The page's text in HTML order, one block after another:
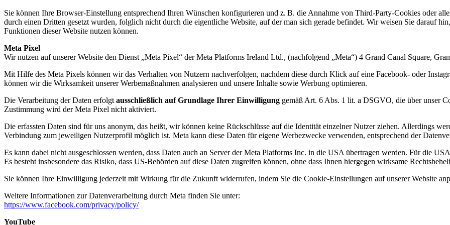
Sie können Ihre Browser-Einstellung entsprechend Ihren Wünschen konfigurieren und z. B. die Annahme von Third-Party-Cookies oder
durch einen Dritten gesetzt wurden, folglich nicht durch die eigentliche Website, auf der man sich gerade befindet. Wir weisen Sie darauf
Funktionen dieser Website nutzen können.
Meta Pixel
Wir nutzen auf unserer Website den Dienst „Meta Pixel“ derMeta Platforms Ireland Ltd., (nachfolgend „Meta“) 4 Grand Canal Square,
Mit Hilfe des Meta Pixels können wir das Verhalten von Nutzern nachverfolgen, nachdem diese durch Klick auf eine Facebook- oder
können wir die Wirksamkeit unserer Werbemaßnahmen analysieren und unsere Inhalte sowie Werbung optimieren.
Die Verarbeitung der Daten erfolgt ausschließlich auf Grundlage Ihrer Einwilligung gemäß Art. 6 Abs. 1 lit. a DSGVO, die über unser
Zustimmung wird der Meta Pixel nicht aktiviert.
Die erfassten Daten sind für uns anonym, das heißt, wir können keine Rückschlüsse auf die Identität einzelner Nutzer ziehen. Allerdings
Verbindung zum jeweiligen Nutzerprofil möglich ist. Meta kann diese Daten für eigene Werbezwecke verwenden, entsprechend der
Es kann dabei nicht ausgeschlossen werden, dass Daten auch an Server der Meta Platforms Inc. in die USA übertragen werden. Für die
Es besteht insbesondere das Risiko, dass US-Behörden auf diese Daten zugreifen können, ohne dass Ihnen hiergegen wirksame
Sie können Ihre Einwilligung jederzeit mit Wirkung für die Zukunft widerrufen, indem Sie die Cookie-Einstellungen auf unserer Website
Weitere Informationen zur Datenverarbeitung durch Meta finden Sie unter:
https://www.facebook.com/privacy/policy/
YouTube